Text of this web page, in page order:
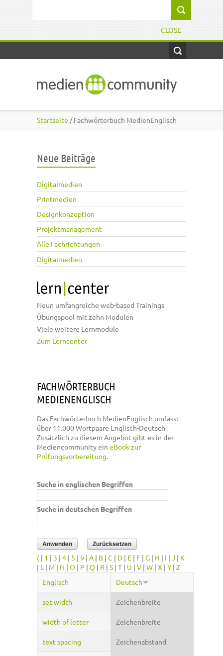
CLOSE
Startseite / Fachwörterbuch MedienEnglisch
Neue Beiträge
Digitalmedien
Printmedien
Designkonzeption
Projektmanagement
Alle Fachrichtungen
Digitalmedien
Neun umfangreiche web-based Trainings
Übungspool mit zehn Modulen
Viele weitere Lernmodule
Zum Lerncenter
FACHWÖRTERBUCH
MEDIENENGLISCH
Das Fachwörterbuch MedienEnglisch umfasst
über 11.000 Wortpaare Englisch-Deutsch.
Zusätzlich zu diesem Angebot gibt es in der
Mediencommunity ein eBook zur
Prüfungsvorbereitung.
Suche in englischen Begriffen
Suche in deutschen Begriffen
( | 1 | 3 | 4 | 5 | 9 | A | B | C | D | E | F | G | H | I | J | K
| L | M | N | O | P | Q | R | S | T | U | V | W | X | Y | Z
Englisch
Deutsch
set width Zeichenbreite
width of letter Zeichenbreite
text spacing Zeichenabstand